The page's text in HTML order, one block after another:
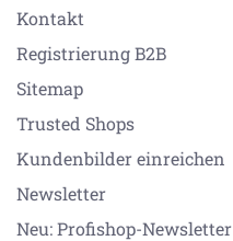
Kontakt
Registrierung B2B
Sitemap
Trusted Shops
Kundenbilder einreichen
Newsletter
Neu: Profishop-Newsletter